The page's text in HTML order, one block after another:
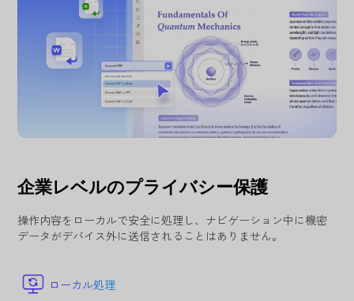
企業レベルのプライバシー保護
操作内容をローカルで安全に処理し、ナビゲーション中に機密
データがデバイス外に送信されることはありません。
ローカル処理